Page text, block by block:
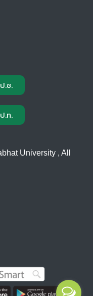
.ช.
.ท.
University , All